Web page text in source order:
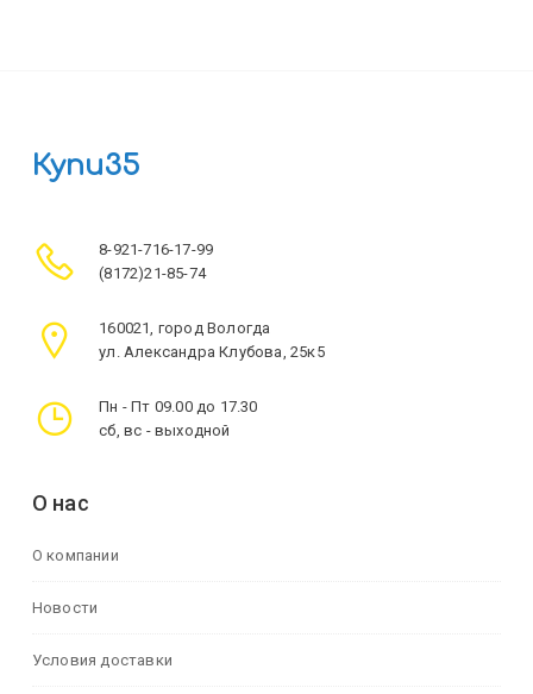
Купи35
8-921-716-17-99
(8172)21-85-74
160021, город Вологда
ул. Александра Клубова, 25к5
Пн - Пт 09.00 до 17.30
сб, вс - выходной
О нас
О компании
Новости
Условия доставки